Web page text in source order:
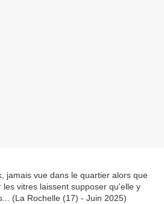
jamais vue dans le quartier alors que
vitres laissent supposer qu'elle y
(La Rochelle (17) - Juin 2025)